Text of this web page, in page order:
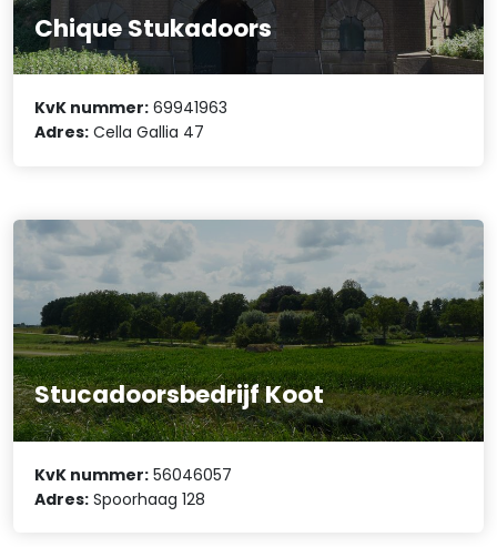
Chique Stukadoors
KvK nummer: 69941963
Adres: Cella Gallia 47
Stucadoorsbedrijf Koot
KvK nummer: 56046057
Adres: Spoorhaag 128